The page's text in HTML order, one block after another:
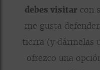
debes visitar con
me gusta
tierra (y dármelas
ofrezco una